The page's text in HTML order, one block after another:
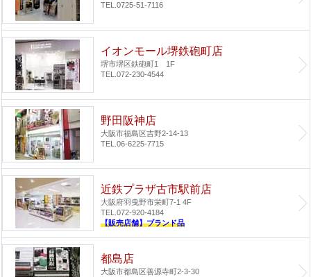
TEL.0725-51-7116
イオンモール堺鉄砲町店
堺市堺区鉄砲町1 1F
TEL.072-230-4544
野田阪神店
大阪市福島区吉野2-14-13
TEL.06-6225-7715
近鉄プラザ古市駅前店
大阪府羽曳野市栄町7-1 4F
TEL.072-920-4184
【販売店舗】ブランド品
都島店
大阪市都島区善源寺町2-3-30